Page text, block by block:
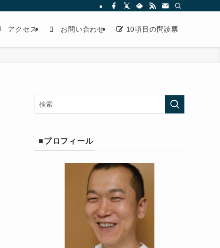
アクセス お問い合わせ 10項目の問診票
■プロフィール